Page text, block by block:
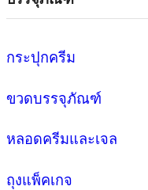
กระปุกครีม
ขวดบรรจุภัณฑ์
หลอดครีมและเจล
ถุงแพ็คเกจ